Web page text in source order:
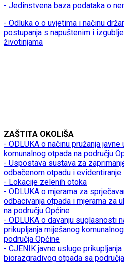
- Jedinstvena baza podataka o
- Odluka o o uvjetima i načinu
postupanja s napuštenim i
životinjama
ZAŠTITA OKOLIŠA
- ODLUKA o načinu pružanja
komunalnog otpada na području
- Uspostava sustava za
odbačenom otpadu i
- Lokacije zelenih otoka
- ODLUKA o mjerama za
odbacivanja otpada i mjerama za
na području Općine
- ODLUKA o davanju suglasnosti
prikupljanja miješanog
područja Općine
- CJENIK javne usluge
biorazgradivog otpada sa